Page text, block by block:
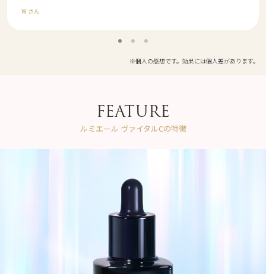
W さん
※個人の感想です。効果には個人差があります。
FEATURE
ルミエール ヴァイタルCの特徴